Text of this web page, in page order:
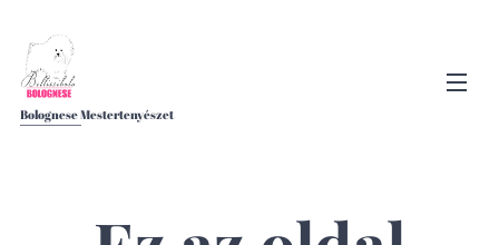
Bolognese Mestertenyészet